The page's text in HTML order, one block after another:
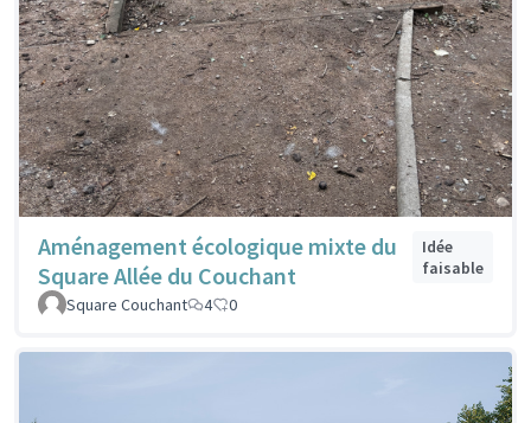
Aménagement écologique mixte du
Square Allée du Couchant
Idée
faisable
Square Couchant
4 0